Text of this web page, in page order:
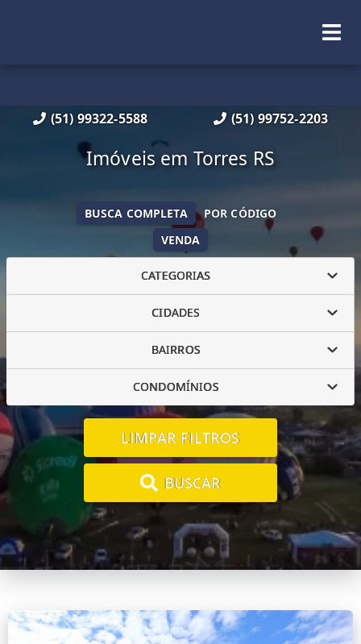
(51) 99322-5588 (51) 99752-2203
Imóveis em Torres RS
VENDA
BUSCA COMPLETA POR CÓDIGO
CATEGORIAS
CIDADES
BAIRROS
CONDOMÍNIOS
LIMPAR FILTROS
BUSCAR